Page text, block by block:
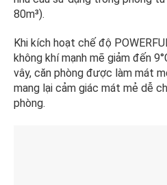
80m³).
Khi kích hoạt chế độ
không khí mạnh mẽ giảm đến
vây, căn phòng được làm mát
mang lại cảm giác mát mẻ dễ
phòng.